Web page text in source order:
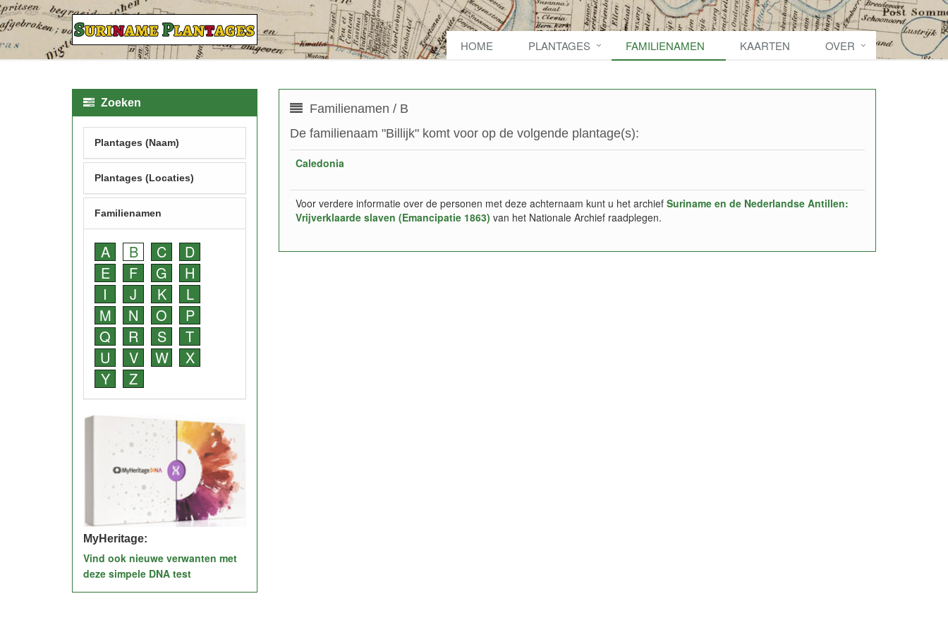
HOME PLANTAGES FAMILIENAMEN KAARTEN OVER
Familienamen / B
De familienaam "Billijk" komt voor op de volgende plantage(s):
Caledonia
Voor verdere informatie over de personen met deze achternaam kunt u het archief Suriname en de Nederlandse Antillen:
Vrijverklaarde slaven (Emancipatie 1863) van het Nationale Archief raadplegen.
Zoeken
Plantages (Naam)
Plantages (Locaties)
Familienamen
A B C
D
E
F G
H
I
J K
L
M
N O
P
Q
R S
T
U
V W
X
Y
Z
MyHeritage:
Vind ook nieuwe verwanten met
deze simpele DNA test